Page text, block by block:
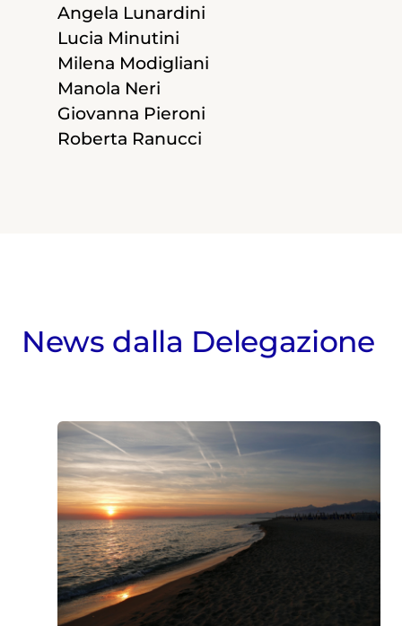
Angela Lunardini
Lucia Minutini
Milena Modigliani
Manola Neri
Giovanna Pieroni
Roberta Ranucci
News dalla Delegazione